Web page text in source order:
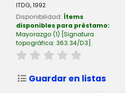
ITDG,1992
Disponibilidad: Ítems
disponibles para préstamo:
Mayorazgo (1) Signatura
topográfica: 363.34/D3 .
Guardar en listas